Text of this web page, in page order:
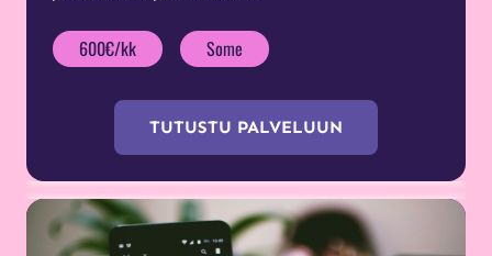
600€/kk Some
TUTUSTU PALVELUUN